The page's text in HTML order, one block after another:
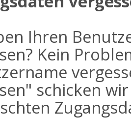
Ihren
Kein
schicken